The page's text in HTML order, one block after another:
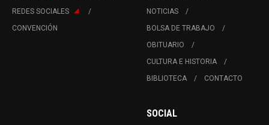
REDES SOCIALES
CONVENCIÓN
NOTICIAS
BOLSA DE TRABAJO
OBITUARIO
CULTURA E HISTORIA
BIBLIOTECA
CONTACTO
SOCIAL